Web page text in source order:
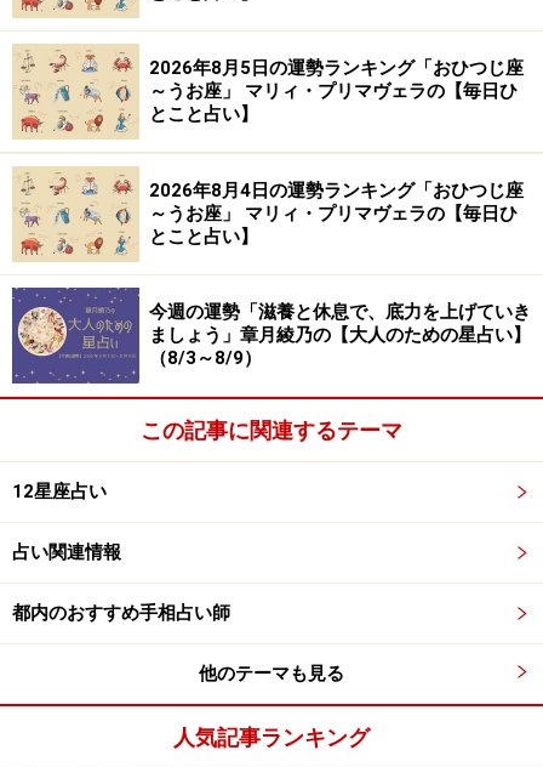
「おとめ座」の今日の運勢
集中力が低下しています。歩きながらのスマホ操作はや
めて。
＞【12星座別】あなたの人生を好転させる“最良の人”と
の出会い方
8位：やぎ座／山羊座（12月22日～1月19日
2026年8月5日の運勢ランキング「おひつじ座
～うお座」 マリィ・プリマヴェラの【毎日ひ
とこと占い】
2026年8月4日の運勢ランキング「おひつじ座
～うお座」 マリィ・プリマヴェラの【毎日ひ
とこと占い】
今週の運勢「滋養と休息で、底力を上げていき
ましょう」章月綾乃の【大人のための星占い】
（8/3～8/9）
この記事に関連するテーマ
12星座占い
占い関連情報
都内のおすすめ手相占い師
他のテーマも見る
人気記事ランキング